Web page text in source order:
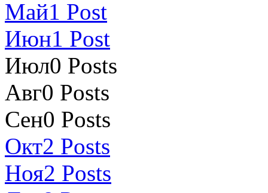
Май1 Post
Июн1 Post
Июл0 Posts
Авг0 Posts
Сен0 Posts
Окт2 Posts
Ноя2 Posts